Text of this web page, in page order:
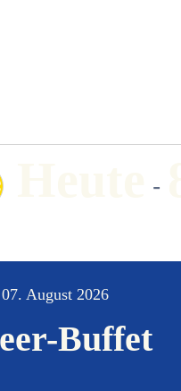
-
August 2026
Buffet